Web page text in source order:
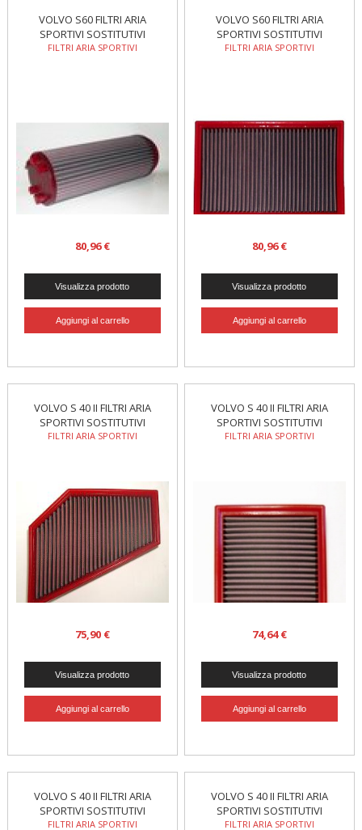
VOLVO S60 FILTRI ARIA
SPORTIVI SOSTITUTIVI
FILTRI ARIA SPORTIVI
80,96 €
VOLVO S60 FILTRI ARIA
SPORTIVI SOSTITUTIVI
FILTRI ARIA SPORTIVI
80,96 €
VOLVO S 40 II FILTRI ARIA
SPORTIVI SOSTITUTIVI
FILTRI ARIA SPORTIVI
75,90 €
VOLVO S 40 II FILTRI ARIA
SPORTIVI SOSTITUTIVI
FILTRI ARIA SPORTIVI
74,64 €
VOLVO S 40 II FILTRI ARIA
SPORTIVI SOSTITUTIVI
FILTRI ARIA SPORTIVI
VOLVO S 40 II FILTRI ARIA
SPORTIVI SOSTITUTIVI
FILTRI ARIA SPORTIVI